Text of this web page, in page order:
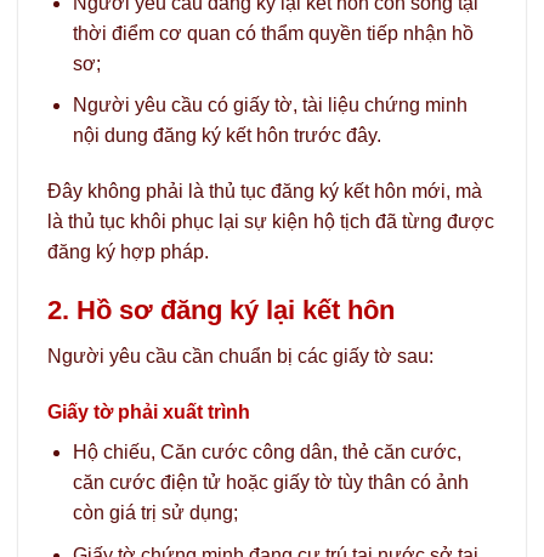
thời điểm cơ quan có thẩm quyền tiếp nhận hồ
sơ;
Người yêu cầu có giấy tờ, tài liệu chứng minh
nội dung đăng ký kết hôn trước đây.
Đây không phải là thủ tục đăng ký kết hôn mới, mà
là thủ tục khôi phục lại sự kiện hộ tịch đã từng được
đăng ký hợp pháp.
2. Hồ sơ đăng ký lại kết hôn
Người yêu cầu cần chuẩn bị các giấy tờ sau:
Giấy tờ phải xuất trình
Hộ chiếu, Căn cước công dân, thẻ căn cước,
căn cước điện tử hoặc giấy tờ tùy thân có ảnh
còn giá trị sử dụng;